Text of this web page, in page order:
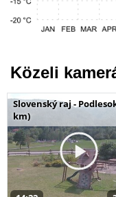
Közeli
Slovenský raj -
km)